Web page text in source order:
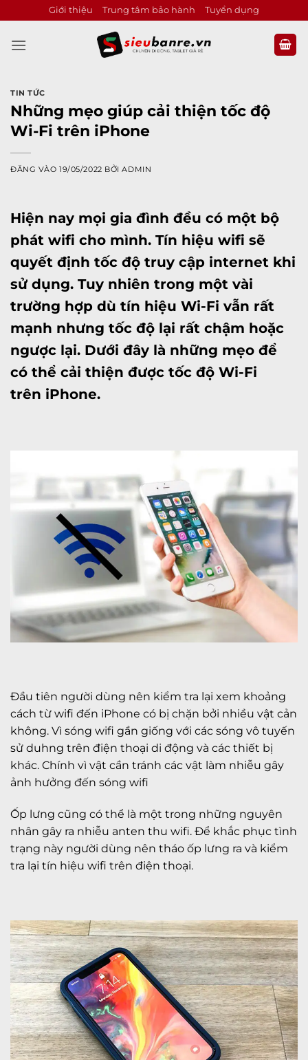
qua
nội
Giới thiệu Trung tâm bảo hành Tuyển dụng
TIN TỨC
Những mẹo giúp cải thiện tốc độ
Wi-Fi trên iPhone
ĐĂNG VÀO19/05/2022 BỞIADMIN
Hiện nay mọi gia đình đều có một bộ
phát wifi cho mình. Tín hiệu wifi sẽ
quyết định tốc độ truy cập internet khi
sử dụng. Tuy nhiên trong một vài
trường hợp dù tín hiệu Wi-Fi vẫn rất
mạnh nhưng tốc độ lại rất chậm hoặc
ngược lại. Dưới đây là những mẹo để
có thể cải thiện được tốc độ Wi-Fi
trên iPhone.
Đầu tiên người dùng nên kiểm tra lại xem khoảng
cách từ wifi đến iPhone có bị chặn bởi nhiều vật cản
không. Vì sóng wifi gần giống với các sóng vô tuyến
sử duhng trên điện thoại di động và các thiết bị
khác. Chính vì vật cần tránh các vật làm nhiễu gây
ảnh hưởng đến sóng wifi
Ốp lưng cũng có thể là một trong những nguyên
nhân gây ra nhiễu anten thu wifi. Để khắc phục tình
trạng này người dùng nên tháo ốp lưng ra và kiểm
tra lại tín hiệu wifi trên điện thoại.